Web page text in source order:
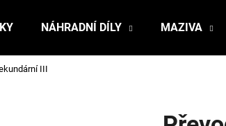
NÁHRADNÍ DÍLY MAZIVA
III
Co potřebujete najít?